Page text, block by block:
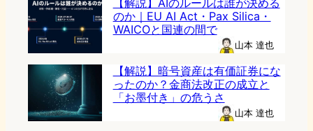
【解説】AIのルールは誰が決める
のか｜EU AI Act・Pax Silica・
WAICOと国連の間で
山本 達也
【解説】暗号資産は有価証券にな
ったのか？金商法改正の成立と
「お墨付き」の危うさ
山本 達也